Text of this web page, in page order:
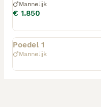
Mannelijk
€ 1.850
Geplaatst
Poedel 1
Mannelijk